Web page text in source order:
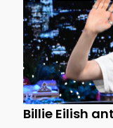
Billie Eilish